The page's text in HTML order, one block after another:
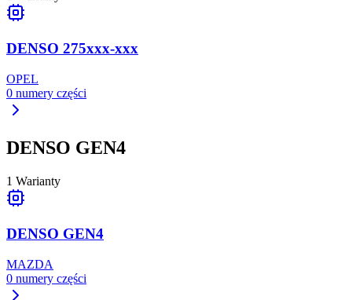
DENSO 275xxx-xxx
OPEL
0 numery części
DENSO GEN4
1 Warianty
DENSO GEN4
MAZDA
0 numery części